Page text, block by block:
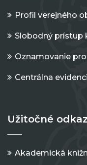
Profil verejného
Slobodný prístup
Oznamovanie
Centrálna
Užitočné
Akademická